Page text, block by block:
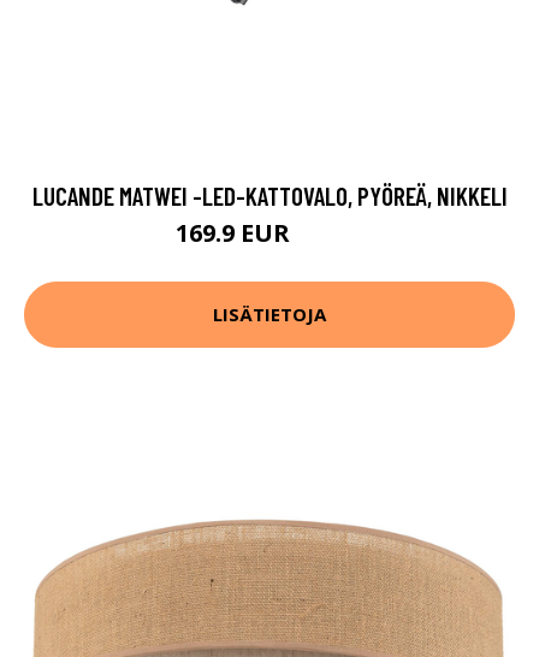
LUCANDE MATWEI -LED-KATTOVALO, PYÖREÄ, NIKKELI
169.9 EUR
LISÄTIETOJA